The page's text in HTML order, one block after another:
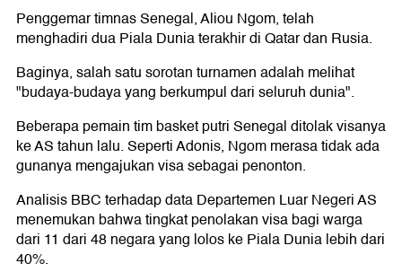
Penggemar timnas Senegal, Aliou Ngom, telah
menghadiri dua Piala Dunia terakhir di Qatar dan Rusia.
Baginya, salah satu sorotan turnamen adalah melihat
"budaya-budaya yang berkumpul dari seluruh dunia".
Beberapa pemain tim basket putri Senegal ditolak visanya
ke AS tahun lalu. Seperti Adonis, Ngom merasa tidak ada
gunanya mengajukan visa sebagai penonton.
Analisis BBC terhadap data Departemen Luar Negeri AS
menemukan bahwa tingkat penolakan visa bagi warga
dari 11 dari 48 negara yang lolos ke Piala Dunia lebih dari
40%.